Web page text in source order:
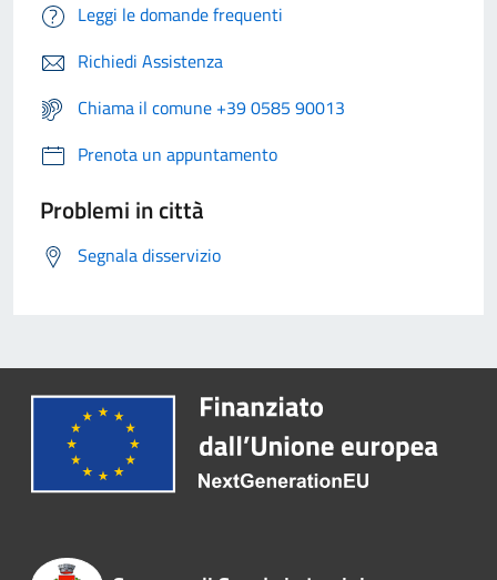
Leggi le domande frequenti
Richiedi Assistenza
Chiama il comune +39 0585 90013
Prenota un appuntamento
Problemi in città
Segnala disservizio